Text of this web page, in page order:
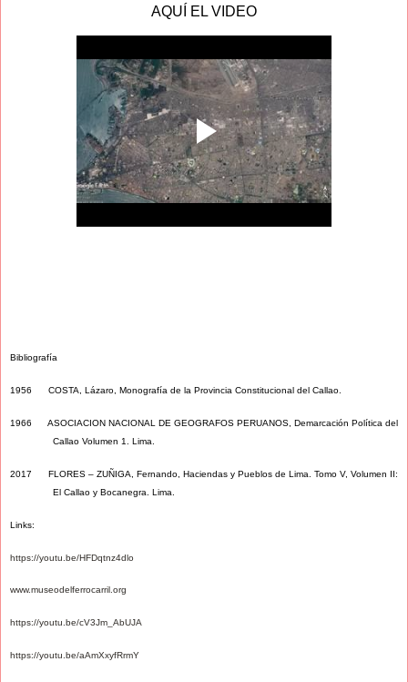
AQUÍ EL VIDEO
Bibliografía
1956 COSTA, Lázaro, Monografía de la Provincia Constitucional del Callao.
1966 ASOCIACION NACIONAL DE GEOGRAFOS PERUANOS, Demarcación Política del
Callao Volumen 1. Lima.
2017 FLORES – ZUÑIGA, Fernando, Haciendas y Pueblos de Lima. Tomo V, Volumen II:
El Callao y Bocanegra. Lima.
Links:
https://youtu.be/HFDqtnz4dlo
www.museodelferrocarril.org
https://youtu.be/cV3Jm_AbUJA
https://youtu.be/aAmXxyfRrmY